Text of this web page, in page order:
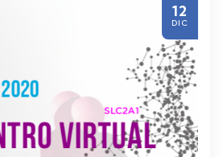
12
DIC